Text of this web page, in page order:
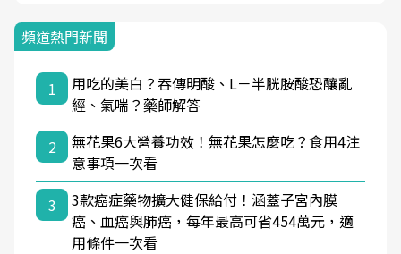
頻道熱門新聞
1
用吃的美白？吞傳明酸、L－半胱胺酸恐釀亂
經、氣喘？藥師解答
2
無花果6大營養功效！無花果怎麼吃？食用4注
意事項一次看
3
3款癌症藥物擴大健保給付！涵蓋子宮內膜
癌、血癌與肺癌，每年最高可省454萬元，適
用條件一次看